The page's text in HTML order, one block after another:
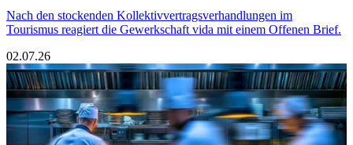
Nach den stockenden Kollektivvertragsverhandlungen im
Tourismus reagiert die Gewerkschaft vida mit einem Offenen Brief.
02.07.26